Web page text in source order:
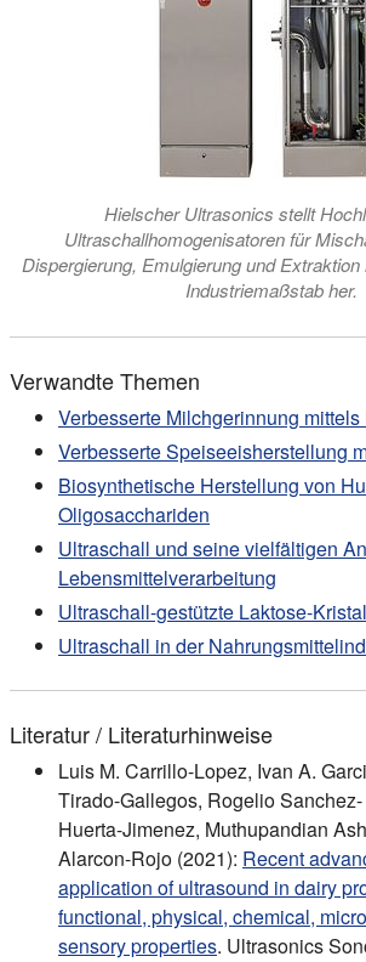
Hielscher Ultrasonics stellt
Ultraschallhomogenisatoren für
Dispergierung, Emulgierung und
Industriemaßstab her.
Verwandte Themen
Verbesserte Milchgerinnung
Verbesserte Speiseeisherstellung
Biosynthetische Herstellung von
Oligosacchariden
Ultraschall und seine vielfältigen
Lebensmittelverarbeitung
Ultraschall-gestützte Laktose-
Ultraschall in der
Literatur / Literaturhinweise
Luis M. Carrillo-Lopez, Ivan A.
Tirado-Gallegos, Rogelio
Huerta-Jimenez, Muthupandian
Alarcon-Rojo (2021): Recent
application of ultrasound in dairy
functional, physical, chemical,
sensory properties. Ultrasonics